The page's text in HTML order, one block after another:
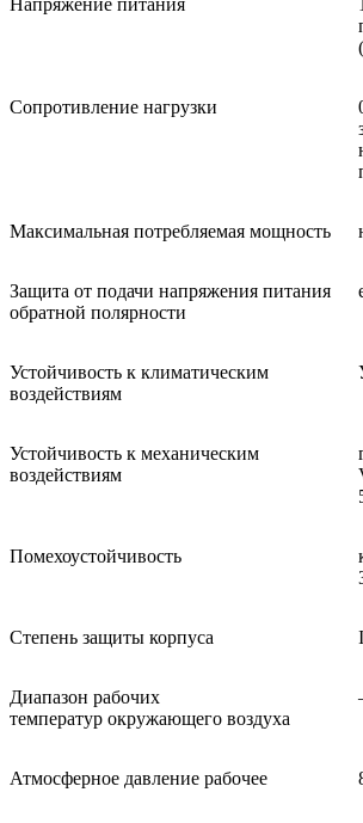
Напряжение питания
Сопротивление нагрузки
Максимальная потребляемая мощность
Защита от подачи напряжения питания
обратной полярности
Устойчивость к климатическим
воздействиям
Устойчивость к механическим
воздействиям
Помехоустойчивость
Степень защиты корпуса
Диапазон рабочих
температур окружающего воздуха
Атмосферное давление рабочее